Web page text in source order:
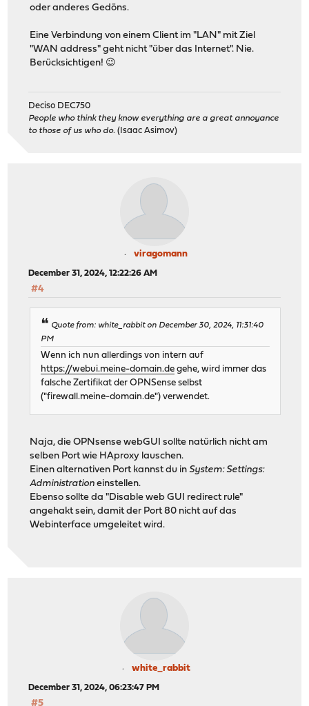
oder anderes Gedöns.
Eine Verbindung von einem Client im "LAN" mit Ziel
"WAN address" geht nicht "über das Internet". Nie.
Berücksichtigen! 😉
Deciso DEC750
People who think they know everything are a great annoyance
to those of us who do. (Isaac Asimov)
viragomann
December 31, 2024, 12:22:26 AM
#4
Quote from: white_rabbit on December 30, 2024, 11:31:40
PM
Wenn ich nun allerdings von intern auf
https://webui.meine-domain.de gehe, wird immer das
falsche Zertifikat der OPNSense selbst
("firewall.meine-domain.de") verwendet.
Naja, die OPNsense webGUI sollte natürlich nicht am
selben Port wie HAproxy lauschen.
Einen alternativen Port kannst du in System: Settings:
Administration einstellen.
Ebenso sollte da "Disable web GUI redirect rule"
angehakt sein, damit der Port 80 nicht auf das
Webinterface umgeleitet wird.
white_rabbit
December 31, 2024, 06:23:47 PM
#5